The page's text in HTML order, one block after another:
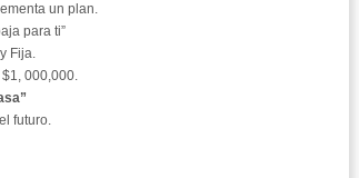
un plan.
para ti”
Fija.
000,000.
futuro.